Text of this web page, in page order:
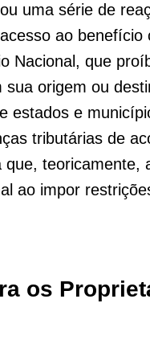
uma série de
ao
Nacional, que
sua origem ou
estados e
tributárias de
que,
ao impor
os